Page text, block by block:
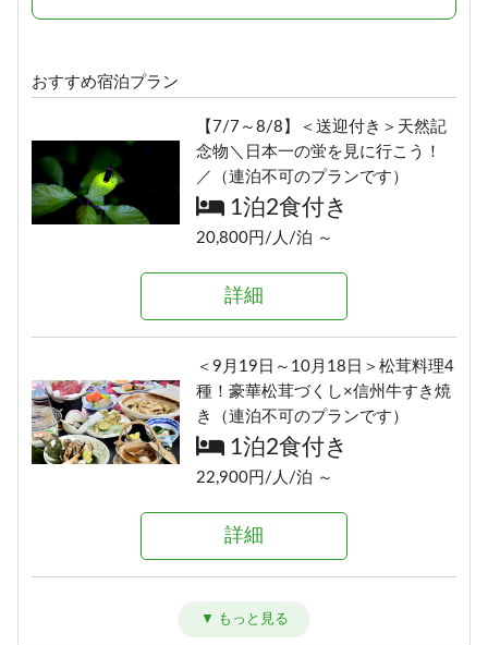
おすすめ宿泊プラン
【7/7～8/8】＜送迎付き＞天然記
念物＼日本一の蛍を見に行こう！
／（連泊不可のプランです）
1泊2食付き
20,800円/人/泊 ～
詳細
＜9月19日～10月18日＞松茸料理4
種！豪華松茸づくし×信州牛すき焼
き（連泊不可のプランです）
1泊2食付き
22,900円/人/泊 ～
詳細